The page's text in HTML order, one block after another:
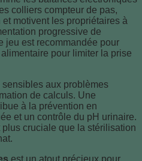
colliers compteur de pas,
motivent les propriétaires à
progressive de
jeu est recommandée pour
pour limiter la prise
sensibles aux problèmes
de calculs. Une
à la prévention en
et un contrôle du pH urinaire.
plus cruciale que la stérilisation